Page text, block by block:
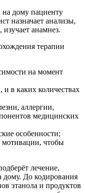
на дому пациенту
назначает анализы,
анамнез.
терапии
на момент
в каких количествах
аллергии,
медицинских
особенности;
чтобы
лечение,
дому. До кодирования
этанола и продуктов